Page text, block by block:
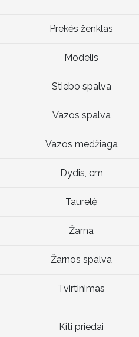
Prekės ženklas
Modelis
Stiebo spalva
Vazos spalva
Vazos medžiaga
Dydis, cm
Taurelė
Žarna
Žarnos spalva
Tvirtinimas
Kiti priedai